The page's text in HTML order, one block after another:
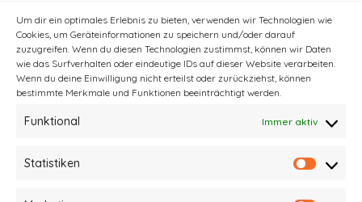
Um dir ein optimales Erlebnis zu bieten, verwenden wir Technologien wie
Cookies, um Geräteinformationen zu speichern und/oder darauf
zuzugreifen. Wenn du diesen Technologien zustimmst, können wir Daten
wie das Surfverhalten oder eindeutige IDs auf dieser Website verarbeiten.
Wenn du deine Einwilligung nicht erteilst oder zurückziehst, können
bestimmte Merkmale und Funktionen beeinträchtigt werden.
Funktional Immer aktiv
Statistiken